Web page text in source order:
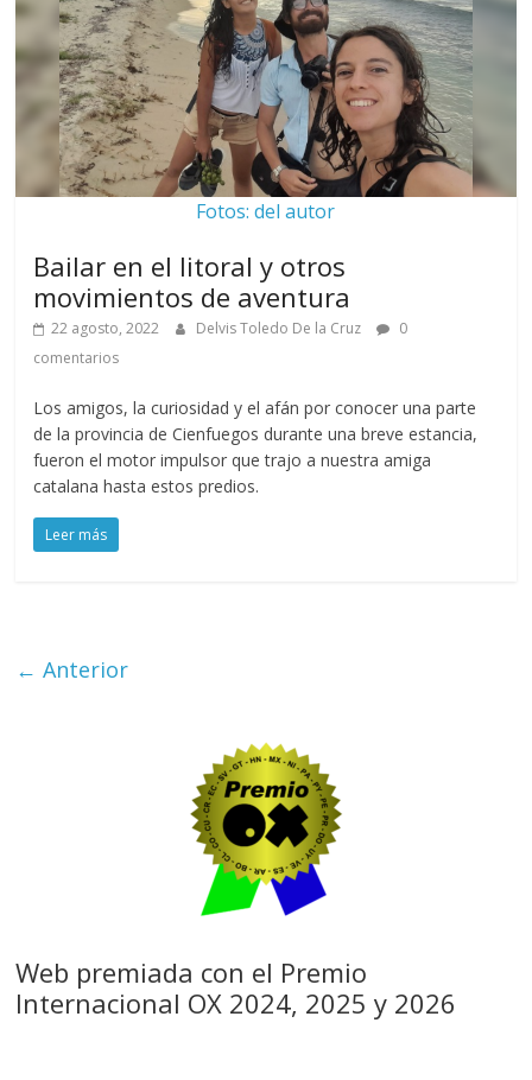
Fotos: del autor
Bailar en el litoral y otros
movimientos de aventura
22 agosto, 2022 Delvis Toledo De la Cruz
0
comentarios
Los amigos, la curiosidad y el afán por conocer una parte
de la provincia de Cienfuegos durante una breve estancia,
fueron el motor impulsor que trajo a nuestra amiga
catalana hasta estos predios.
Leer más
← Anterior
Web premiada con el Premio
Internacional OX 2024, 2025 y 2026